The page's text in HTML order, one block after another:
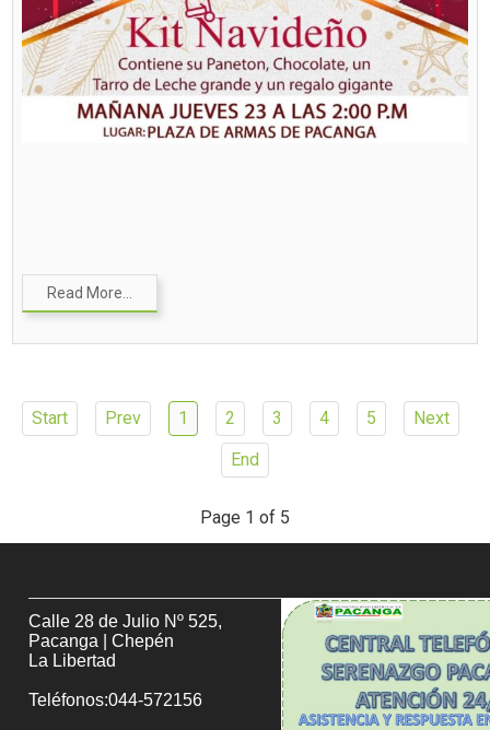
Read More...
Start Prev 1 2 3 4 5
Next
End
Page 1 of 5
Calle 28 de Julio Nº 525,
Pacanga | Chepén
La Libertad
Teléfonos:044-572156